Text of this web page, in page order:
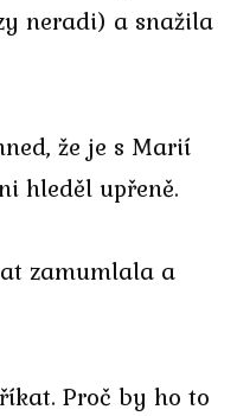
neradi) a snažila
že je s Marií
hleděl upřeně.
zamumlala a
Proč by ho to